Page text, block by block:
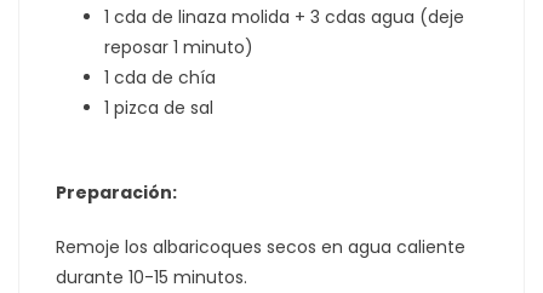
1 cda de linaza molida + 3 cdas agua (deje
reposar 1 minuto)
1 cda de chía
1 pizca de sal
Preparación:
Remoje los albaricoques secos en agua caliente
durante 10-15 minutos.